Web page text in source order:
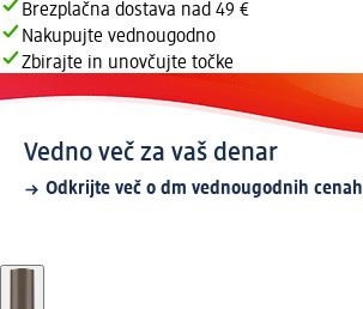
Brezplačna dostava nad 49 €
Nakupujte vednougodno
Zbirajte in unovčujte točke
Vedno več za vaš denar
Odkrijte več o dm vednougodnih cenah